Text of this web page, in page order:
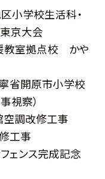
校生活科・
京大会
室拠点校 かや
開原市小学校
視察）
修工事
事
ンス完成記念